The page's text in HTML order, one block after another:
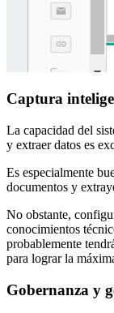
Captura
La capacidad del
y extraer datos es
Es especialmente
documentos y
No obstante,
conocimientos
probablemente
para lograr la
Gobernanza y